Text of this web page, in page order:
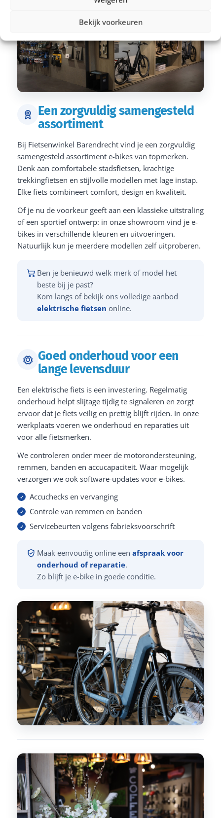
Bekijk voorkeuren
Een zorgvuldig samengesteld
assortiment
Bij Fietsenwinkel Barendrecht vind je een zorgvuldig
samengesteld assortiment e-bikes van topmerken.
Denk aan comfortabele stadsfietsen, krachtige
trekkingfietsen en stijlvolle modellen met lage instap.
Elke fiets combineert comfort, design en kwaliteit.
Of je nu de voorkeur geeft aan een klassieke uitstraling
of een sportief ontwerp: in onze showroom vind je e-
bikes in verschillende kleuren en uitvoeringen.
Natuurlijk kun je meerdere modellen zelf uitproberen.
Ben je benieuwd welk merk of model het
beste bij je past?
Kom langs of bekijk ons volledige aanbod
elektrische fietsen online.
Goed onderhoud voor een
lange levensduur
Een elektrische fiets is een investering. Regelmatig
onderhoud helpt slijtage tijdig te signaleren en zorgt
ervoor dat je fiets veilig en prettig blijft rijden. In onze
werkplaats voeren we onderhoud en reparaties uit
voor alle fietsmerken.
We controleren onder meer de motorondersteuning,
remmen, banden en accucapaciteit. Waar mogelijk
verzorgen we ook software-updates voor e-bikes.
Accuchecks en vervanging
Controle van remmen en banden
Servicebeurten volgens fabrieksvoorschrift
Maak eenvoudig online een afspraak voor
onderhoud of reparatie.
Zo blijft je e-bike in goede conditie.